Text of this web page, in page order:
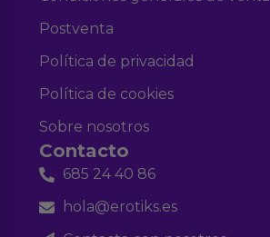
Postventa
Política de privacidad
Política de cookies
Sobre nosotros
Contacto
685 24 40 86
hola@erotiks.es